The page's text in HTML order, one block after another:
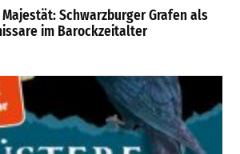
Majestät: Schwarzburger Grafen als
im Barockzeitalter